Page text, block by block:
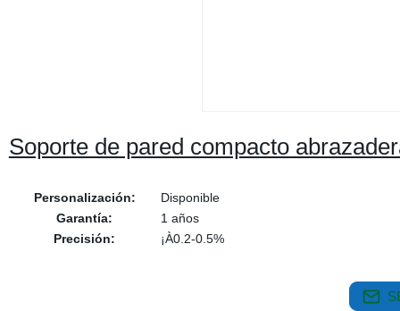
Soporte de pared compacto
Personalización:
Disponible
Garantía:
1 años
Precisión:
¡À0.2-0.5%